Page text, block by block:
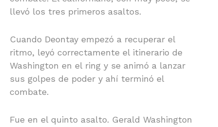
llevó los tres primeros asaltos.
Cuando Deontay empezó a recuperar el
ritmo, leyó correctamente el itinerario de
Washington en el ring y se animó a lanzar
sus golpes de poder y ahí terminó el
combate.
Fue en el quinto asalto. Gerald Washington